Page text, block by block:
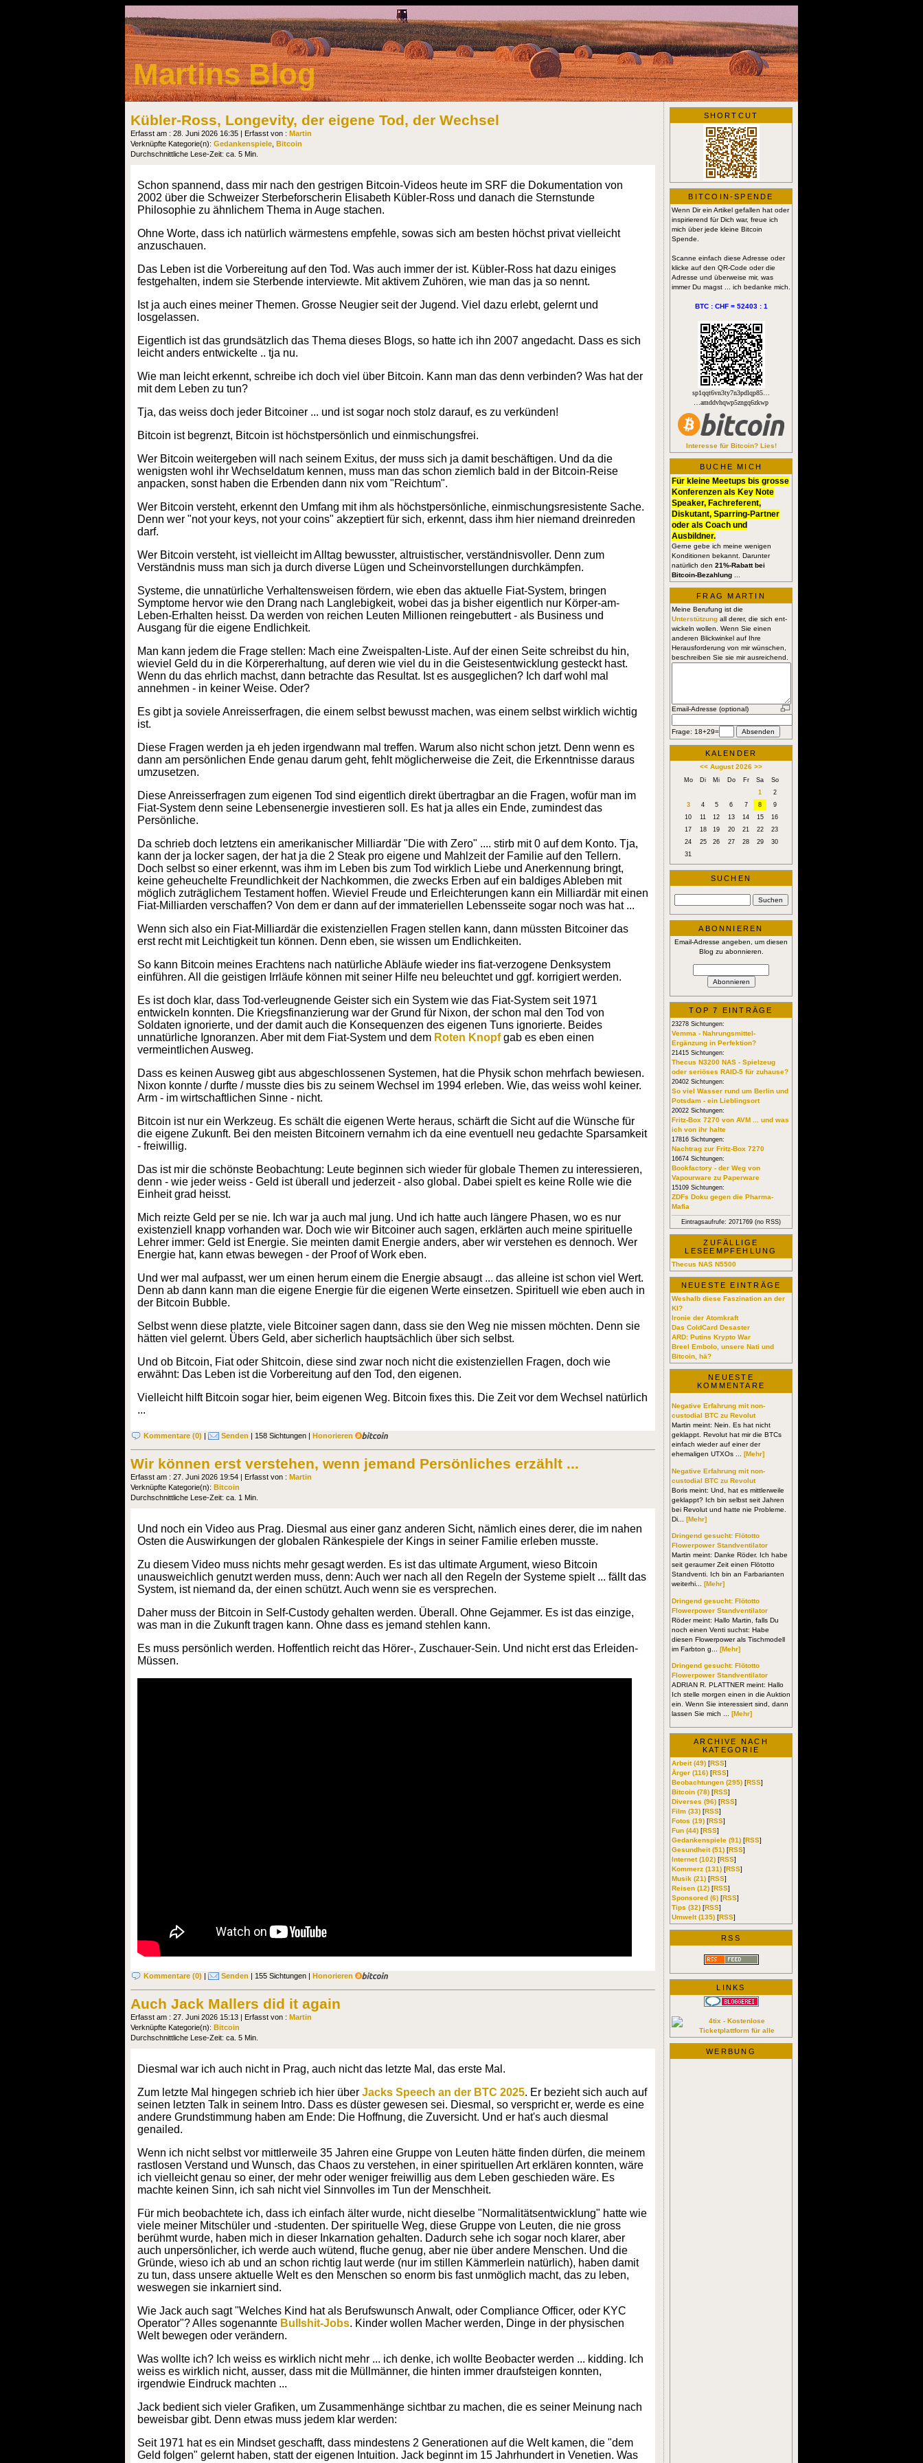
Martins Blog
Kübler-Ross, Longevity, der eigene Tod, der Wechsel
Erfasst am : 28. Juni 2026 16:35 | Erfasst von : Martin
Verknüpfte Kategorie(n): Gedankenspiele Bitcoin
Durchschnittliche Lese-Zeit: ca. 5 Min.
Schon spannend, dass mir nach den gestrigen Bitcoin-Videos heute im SRF die Dokumentation von
2002 über die Schweizer Sterbeforscherin Elisabeth Kübler-Ross und danach die Sternstunde
Philosophie zu ähnlichem Thema in Auge stachen.
Ohne Worte, dass ich natürlich wärmestens empfehle, sowas sich am besten höchst privat vielleicht
anzuschauen.
Das Leben ist die Vorbereitung auf den Tod. Was auch immer der ist. Kübler-Ross hat dazu einiges
festgehalten, indem sie Sterbende interviewte. Mit aktivem Zuhören, wie man das ja so nennt.
Ist ja auch eines meiner Themen. Grosse Neugier seit der Jugend. Viel dazu erlebt, gelernt und
losgelassen.
Eigentlich ist das grundsätzlich das Thema dieses Blogs, so hatte ich ihn 2007 angedacht. Dass es sich
leicht anders entwickelte .. tja nu.
Wie man leicht erkennt, schreibe ich doch viel über Bitcoin. Kann man das denn verbinden? Was hat der
mit dem Leben zu tun?
Tja, das weiss doch jeder Bitcoiner ... und ist sogar noch stolz darauf, es zu verkünden!
Bitcoin ist begrenzt, Bitcoin ist höchstpersönlich und einmischungsfrei.
Wer Bitcoin weitergeben will nach seinem Exitus, der muss sich ja damit beschäftigen. Und da die
wenigsten wohl ihr Wechseldatum kennen, muss man das schon ziemlich bald in der Bitcoin-Reise
anpacken, sonst haben die Erbenden dann nix vom "Reichtum".
Wer Bitcoin versteht, erkennt den Umfang mit ihm als höchstpersönliche, einmischungsresistente Sache.
Denn wer "not your keys, not your coins" akzeptiert für sich, erkennt, dass ihm hier niemand dreinreden
darf.
Wer Bitcoin versteht, ist vielleicht im Alltag bewusster, altruistischer, verständnisvoller. Denn zum
Verständnis muss man sich ja durch diverse Lügen und Scheinvorstellungen durchkämpfen.
Systeme, die unnatürliche Verhaltensweisen fördern, wie eben das aktuelle Fiat-System, bringen
Symptome hervor wie den Drang nach Langlebigkeit, wobei das ja bisher eigentlich nur Körper-am-
Leben-Erhalten heisst. Da werden von reichen Leuten Millionen reingebuttert - als Business und
Ausgang für die eigene Endlichkeit.
Man kann jedem die Frage stellen: Mach eine Zweispalten-Liste. Auf der einen Seite schreibst du hin,
wieviel Geld du in die Körpererhaltung, auf deren wie viel du in die Geistesentwicklung gesteckt hast.
Wenn du das ehrlich machst, dann betrachte das Resultat. Ist es ausgeglichen? Ich darf wohl mal
annehmen - in keiner Weise. Oder?
Es gibt ja soviele Anreisserfragen, die einem selbst bewusst machen, was einem selbst wirklich wichtig
ist.
Diese Fragen werden ja eh jeden irgendwann mal treffen. Warum also nicht schon jetzt. Denn wenn es
dann am persönlichen Ende genau darum geht, fehlt möglicherweise die Zeit, die Erkenntnisse daraus
umzusetzen.
Diese Anreisserfragen zum eigenen Tod sind eigentlich direkt übertragbar an die Fragen, wofür man im
Fiat-System denn seine Lebensenergie investieren soll. Es hat ja alles ein Ende, zumindest das
Persönliche.
Da schrieb doch letztens ein amerikanischer Milliardär "Die with Zero" .... stirb mit 0 auf dem Konto. Tja,
kann der ja locker sagen, der hat ja die 2 Steak pro eigene und Mahlzeit der Familie auf den Tellern.
Doch selbst so einer erkennt, was ihm im Leben bis zum Tod wirklich Liebe und Anerkennung bringt,
keine geheuchelte Freundlichkeit der Nachkommen, die zwecks Erben auf ein baldiges Ableben mit
möglich zuträglichem Testament hoffen. Wieviel Freude und Erleichterungen kann ein Milliardär mit einen
Fiat-Milliarden verschaffen? Von dem er dann auf der immateriellen Lebensseite sogar noch was hat ...
Wenn sich also ein Fiat-Milliardär die existenziellen Fragen stellen kann, dann müssten Bitcoiner das
erst recht mit Leichtigkeit tun können. Denn eben, sie wissen um Endlichkeiten.
So kann Bitcoin meines Erachtens nach natürliche Abläufe wieder ins fiat-verzogene Denksystem
einführen. All die geistigen Irrläufe können mit seiner Hilfe neu beleuchtet und ggf. korrigiert werden.
Es ist doch klar, dass Tod-verleugnende Geister sich ein System wie das Fiat-System seit 1971
entwickeln konnten. Die Kriegsfinanzierung war der Grund für Nixon, der schon mal den Tod von
Soldaten ignorierte, und der damit auch die Konsequenzen des eigenen Tuns ignorierte. Beides
unnatürliche Ignoranzen. Aber mit dem Fiat-System und dem Roten Knopfgab es eben einen
vermeintlichen Ausweg.
Dass es keinen Ausweg gibt aus abgeschlossenen Systemen, hat die Physik schon mehrfach bewiesen.
Nixon konnte / durfte / musste dies bis zu seinem Wechsel im 1994 erleben. Wie, das weiss wohl keiner.
Arm - im wirtschaftlichen Sinne - nicht.
Bitcoin ist nur ein Werkzeug. Es schält die eigenen Werte heraus, schärft die Sicht auf die Wünsche für
die eigene Zukunft. Bei den meisten Bitcoinern vernahm ich da eine eventuell neu gedachte Sparsamkeit
- freiwillig.
Das ist mir die schönste Beobachtung: Leute beginnen sich wieder für globale Themen zu interessieren,
denn - wie jeder weiss - Geld ist überall und jederzeit - also global. Dabei spielt es keine Rolle wie die
Einheit grad heisst.
Mich reizte Geld per se nie. Ich war ja auch mal jung. Und ich hatte auch längere Phasen, wo es nur
existenziell knapp vorhanden war. Doch wie wir Bitcoiner auch sagen, erklärten auch meine spirituelle
Lehrer immer: Geld ist Energie. Sie meinten damit Energie anders, aber wir verstehen es dennoch. Wer
Energie hat, kann etwas bewegen - der Proof of Work eben.
Und wer mal aufpasst, wer um einen herum einem die Energie absaugt ... das alleine ist schon viel Wert.
Denn ab dann kann man die eigene Energie für die eigenen Werte einsetzen. Spirituell wie eben auch in
der Bitcoin Bubble.
Selbst wenn diese platzte, viele Bitcoiner sagen dann, dass sie den Weg nie missen möchten. Denn sie
hätten viel gelernt. Übers Geld, aber sicherlich hauptsächlich über sich selbst.
Und ob Bitcoin, Fiat oder Shitcoin, diese sind zwar noch nicht die existenziellen Fragen, doch wie
erwähnt: Das Leben ist die Vorbereitung auf den Tod, den eigenen.
Vielleicht hilft Bitcoin sogar hier, beim eigenen Weg. Bitcoin fixes this. Die Zeit vor dem Wechsel natürlich
...
Kommentare (0) | Senden | 158 Sichtungen | Honorieren
Wir können erst verstehen, wenn jemand Persönliches erzählt ...
Erfasst am : 27. Juni 2026 19:54 | Erfasst von : Martin
Verknüpfte Kategorie(n): Bitcoin
Durchschnittliche Lese-Zeit: ca. 1 Min.
Und noch ein Video aus Prag. Diesmal aus einer ganz anderen Sicht, nämlich eines derer, die im nahen
Osten die Auswirkungen der globalen Ränkespiele der Kings in seiner Familie erleben musste.
Zu diesem Video muss nichts mehr gesagt werden. Es ist das ultimate Argument, wieso Bitcoin
unausweichlich genutzt werden muss, denn: Auch wer nach all den Regeln der Systeme spielt ... fällt das
System, ist niemand da, der einen schützt. Auch wenn sie es versprechen.
Daher muss der Bitcoin in Self-Custody gehalten werden. Überall. Ohne Gejammer. Es ist das einzige,
was man in die Zukunft tragen kann. Ohne dass es jemand stehlen kann.
Es muss persönlich werden. Hoffentlich reicht das Hörer-, Zuschauer-Sein. Und nicht erst das Erleiden-
Müssen.
Kommentare (0) | Senden | 155 Sichtungen | Honorieren
Auch Jack Mallers did it again
Erfasst am : 27. Juni 2026 15:13 | Erfasst von : Martin
Verknüpfte Kategorie(n): Bitcoin
Durchschnittliche Lese-Zeit: ca. 5 Min.
Diesmal war ich auch nicht in Prag, auch nicht das letzte Mal, das erste Mal.
Zum letzte Mal hingegen schrieb ich hier über Jacks Speech an der BTC 2025. Er bezieht sich auch auf
seinen letzten Talk in seinem Intro. Dass es düster gewesen sei. Diesmal, so verspricht er, werde es eine
andere Grundstimmung haben am Ende: Die Hoffnung, die Zuversicht. Und er hat's auch diesmal
genailed.
Wenn ich nicht selbst vor mittlerweile 35 Jahren eine Gruppe von Leuten hätte finden dürfen, die meinem
rastlosen Verstand und Wunsch, das Chaos zu verstehen, in einer spirituellen Art erklären konnten, wäre
ich vielleicht genau so einer, der mehr oder weniger freiwillig aus dem Leben geschieden wäre. Es
machte keinen Sinn, ich sah nicht viel Sinnvolles im Tun der Menschheit.
Für mich beobachtete ich, dass ich einfach älter wurde, nicht dieselbe "Normalitätsentwicklung" hatte wie
viele meiner Mitschüler und -studenten. Der spirituelle Weg, diese Gruppe von Leuten, die nie gross
berühmt wurde, haben mich in dieser Inkarnation gehalten. Dadurch sehe ich sogar noch klarer, aber
auch unpersönlicher, ich werde auch wütend, fluche genug, aber nie über andere Menschen. Und die
Gründe, wieso ich ab und an schon richtig laut werde (nur im stillen Kämmerlein natürlich), haben damit
zu tun, dass unsere aktuelle Welt es den Menschen so enorm bis fast unmöglich macht, das zu leben,
weswegen sie inkarniert sind.
Wie Jack auch sagt "Welches Kind hat als Berufswunsch Anwalt, oder Compliance Officer, oder KYC
Operator"? Alles sogenannte Bullshit-Jobs. Kinder wollen Macher werden, Dinge in der physischen
Welt bewegen oder verändern.
Was wollte ich? Ich weiss es wirklich nicht mehr ... ich denke, ich wollte Beobacter werden ... kidding. Ich
weiss es wirklich nicht, ausser, dass mit die Müllmänner, die hinten immer draufsteigen konnten,
irgendwie Eindruck machten ...
Jack bedient sich vieler Grafiken, um Zusammenhänge sichtbar zu machen, die es seiner Meinung nach
beweisbar gibt. Denn etwas muss jedem klar werden:
Seit 1971 hat es ein Mindset geschafft, dass mindestens 2 Generationen auf die Welt kamen, die "dem
Geld folgen" gelernt haben, statt der eigenen Intuition. Jack beginnt im 15 Jahrhundert in Venetien. Was
SHORTCUT
BITCOIN-SPENDE
Wenn Dir ein Artikel gefallen hat oder
inspirierend für Dich war, freue ich
mich über jede kleine Bitcoin
Spende.
Scanne einfach diese Adresse oder
klicke auf den QR-Code oder die
Adresse und überweise mir, was
immer Du magst ... ich bedanke mich.
BTC : CHF = 52403 : 1
sp1qqt6vn3ty7n3pdlqp85…
…amddvhqwp5zngq6zkwp
Interesse für Bitcoin? Lies!
BUCHE MICH
Für kleine Meetups bis grosse
Konferenzen als Key Note
Speaker, Fachreferent,
Diskutant, Sparring-Partner
oder als Coach und
Ausbildner.
Gerne gebe ich meine wenigen
Konditionen bekannt. Darunter
natürlich den 21%-Rabatt bei
Bitcoin-Bezahlung
FRAG MARTIN
Meine Berufung ist die
Unterstützung all derer, die sich ent-
wickeln wollen. Wenn Sie einen
anderen Blickwinkel auf Ihre
Herausforderung von mir wünschen,
beschreiben Sie sie mir ausreichend.
Email-Adresse (optional)
Frage: 18+29=
KALENDER
<< August 2026 >>
Mo Di Mi Do Fr Sa
So
1
2
3
4 5 6 7 8
9
10
11 12 13 14 15
16
17
18 19 20 21 22
23
24
25 26 27 28 29
30
31
SUCHEN
ABONNIEREN
Email-Adresse angeben, um diesen
Blog zu abonnieren.
TOP 7 EINTRÄGE
23278 Sichtungen:
Vemma - Nahrungsmittel-
Ergänzung in Perfektion?
21415 Sichtungen:
Thecus N3200 NAS - Spielzeug
oder seriöses RAID-5 für zuhause?
20402 Sichtungen:
So viel Wasser rund um Berlin und
Potsdam - ein Lieblingsort
20022 Sichtungen:
Fritz-Box 7270 von AVM ... und was
ich von ihr halte
17816 Sichtungen:
Nachtrag zur Fritz-Box 7270
16674 Sichtungen:
Bookfactory - der Weg von
Vapourware zu Paperware
15109 Sichtungen:
ZDFs Doku gegen die Pharma-
Mafia
Eintragsaufrufe: 2071769 (no RSS)
ZUFÄLLIGE
LESEEMPFEHLUNG
Thecus NAS N5500
NEUESTE EINTRÄGE
Weshalb diese Faszination an der
KI?
Ironie der Atomkraft
Das ColdCard Desaster
ARD: Putins Krypto War
Breel Embolo, unsere Nati und
Bitcoin, hä?
NEUESTE
KOMMENTARE
Negative Erfahrung mit non-
custodial BTC zu Revolut
Martin meint: Nein. Es hat nicht
geklappt. Revolut hat mir die BTCs
einfach wieder auf einer der
ehemaligen UTXOs ... [Mehr]
Negative Erfahrung mit non-
custodial BTC zu Revolut
Boris meint: Und, hat es mittlerweile
geklappt? Ich bin selbst seit Jahren
bei Revolut und hatte nie Probleme.
Di... [Mehr]
Dringend gesucht: Flötotto
Flowerpower Standventilator
Martin meint: Danke Röder. Ich habe
seit geraumer Zeit einen Flötotto
Standventi. Ich bin an Farbarianten
weiterhi... [Mehr]
Dringend gesucht: Flötotto
Flowerpower Standventilator
Röder meint: Hallo Martin, falls Du
noch einen Venti suchst: Habe
diesen Flowerpower als Tischmodell
im Farbton g... [Mehr]
Dringend gesucht: Flötotto
Flowerpower Standventilator
ADRIAN R. PLATTNER meint: Hallo
Ich stelle morgen einen in die Auktion
ein. Wenn Sie interessiert sind, dann
lassen Sie mich ... [Mehr]
ARCHIVE NACH
KATEGORIE
Arbeit (49) [RSS]
Ärger (116) [RSS]
Beobachtungen (295) [RSS]
Bitcoin (78) [RSS]
Diverses (96) [RSS]
Film (33) [RSS]
Fotos (19) [RSS]
Fun (44) [RSS]
Gedankenspiele (91) [RSS]
Gesundheit (51) [RSS]
Internet (102) [RSS]
Kommerz (131) [RSS]
Musik (21) [RSS]
Reisen (12) [RSS]
Sponsored (6) [RSS]
Tips (32) [RSS]
Umwelt (135) [RSS]
RSS
LINKS
WERBUNG